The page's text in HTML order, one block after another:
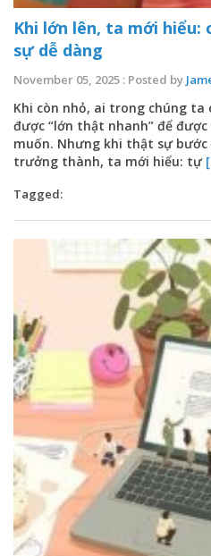
Khi lớn lên, ta mới
sự dễ dàng
November 05, 2025 : Posted by
Khi còn nhỏ, ai trong chúng
được “lớn thật nhanh” để
muốn. Nhưng khi thật sự
trưởng thành, ta mới hiểu: tự
Tagged: